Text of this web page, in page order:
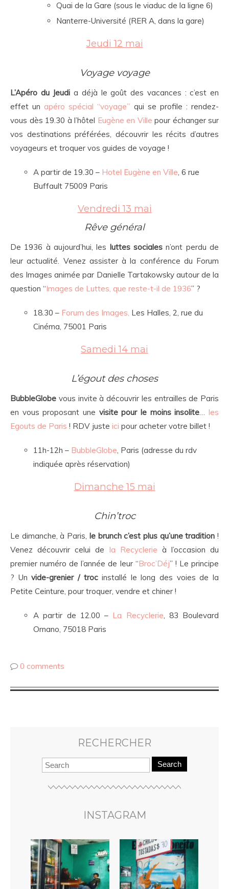
Quai de la Gare (sous le viaduc de la ligne 6)
Nanterre-Université (RER A, dans la gare)
Jeudi 12 mai
Voyage voyage
L’Apéro du Jeudia déjà le goût des vacances : c’est en
effet un apéro spécial “voyage” qui se profile : rendez-
vous dès 19.30 à l’hôtel Eugène en Ville pour échanger sur
vos destinations préférées, découvrir les récits d’autres
voyageurs et troquer vos guides de voyage !
A partir de 19.30 – Hotel Eugène en Ville , 6 rue
Buffault 75009 Paris
Vendredi 13 mai
Rêve général
De 1936 à aujourd’hui, les luttes sociales n’ont perdu de
leur actualité. Venez assister à la conférence du Forum
des Images animée par Danielle Tartakowsky autour de la
question “Images de Luttes, que reste-t-il de 1936” ?
18.30 – Forum des Images, Les Halles, 2, rue du
Cinéma, 75001 Paris
Samedi 14 mai
L’égout des choses
BubbleGlobe vous invite à découvrir les entrailles de Paris
en vous proposant une visite pour le moins insolite …les
Egouts de Paris ! RDV juste ici pour acheter votre billet !
11h-12h – BubbleGlobe , Paris (adresse du rdv
indiquée après réservation)
Dimanche 15 mai
Chin’troc
Le dimanche, à Paris, le brunch c’est plus qu’une tradition !
Venez découvrir celui de la Recyclerie à l’occasion du
premier numéro de l’année de leur “Broc’Déj” ! Le principe
? Unvide-grenier / trocinstallé le long des voies de la
Petite Ceinture, pour troquer, vendre et chiner !
A partir de 12.00 – La Recyclerie , 83 Boulevard
Ornano, 75018 Paris
0 comments
RECHERCHER
Search
INSTAGRAM